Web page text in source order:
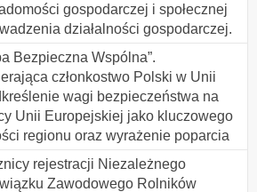
gospodarczej i społecznej
działalności gospodarczej.
Bezpieczna Wspólna”.
członkostwo Polski w Unii
wagi bezpieczeństwa na
Unii Europejskiej jako kluczowego
regionu oraz wyrażenie poparcia
rejestracji Niezależnego
Zawodowego Rolników